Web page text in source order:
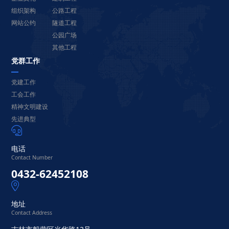
组织架构
网站公约
公路工程
隧道工程
公园广场
其他工程
党群工作
党建工作
工会工作
精神文明建设
先进典型

电话
Contact Number
0432-62452108

地址
Contact Address